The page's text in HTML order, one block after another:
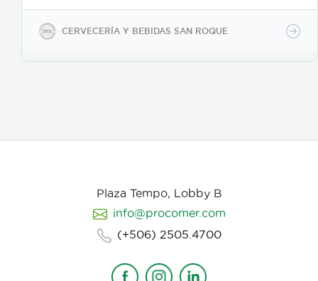
en PET.
CERVECERÍA Y BEBIDAS SAN ROQUE
Plaza Tempo, Lobby B
info@procomer.com
(+506) 2505.4700